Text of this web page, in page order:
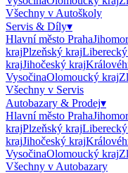
Všechny v Autoškoly
Servis & Díly▾
Hlavní město Praha
krajPlzeňský kraj
krajJihočeský kraj
VysočinaOlomoucký kraj
Všechny v Servis
Autobazary & Prodej▾
Hlavní město Praha
krajPlzeňský kraj
krajJihočeský kraj
VysočinaOlomoucký kraj
Všechny v Autobazary